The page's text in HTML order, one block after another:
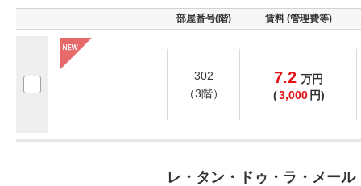
部屋番号(階) 賃料 (管理費等)
302
（3階）
7.2 万円
(3,000 円)
レ・タン・ドゥ・ラ・メー